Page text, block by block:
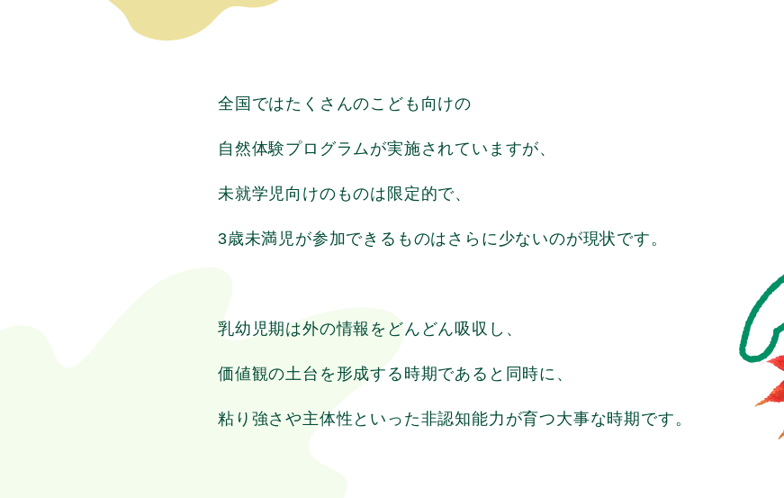
全国ではたくさんのこども向けの
自然体験プログラムが実施されていますが、
未就学児向けのものは限定的で、
3歳未満児が参加できるものは さらに少ないのが現状です。
乳幼児期は外の情報をどんどん吸収し、
価値観の土台を形成する時期であると同時に、
粘り強さや主体性といった非認知能力が育つ大事な時期です。